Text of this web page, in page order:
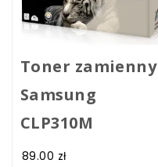
Toner zamienny
Samsung
CLP310M
89.00 zł